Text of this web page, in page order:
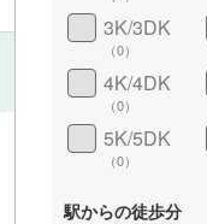
3K/3DK
（0）
4K/4DK
（0）
5K/5DK
（0）
駅からの徒歩分